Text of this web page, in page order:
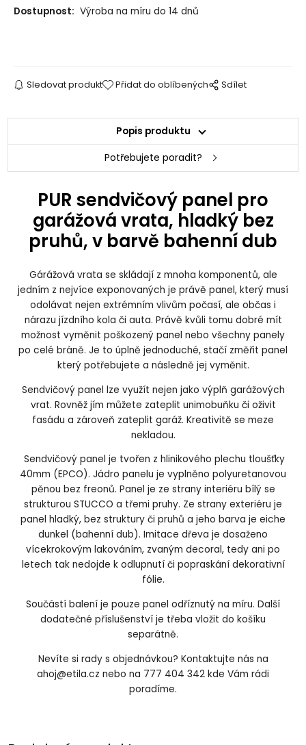
Dostupnost: Výroba na míru do 14 dnů
Sledovat produkt Přidat do oblíbených Sdílet
Popis produktu
Potřebujete poradit?
PUR sendvičový panel pro
garážová vrata, hladký bez
pruhů, v barvě bahenní dub
Gárážová vrata se skládají z mnoha komponentů, ale
jedním z nejvíce exponovaných je právě panel, který musí
odolávat nejen extrémním vlivům počasí, ale občas i
nárazu jízdního kola či auta. Právě kvůli tomu dobré mít
možnost vyměnit poškozený panel nebo všechny panely
po celé bráně. Je to úplně jednoduché, stačí změřit panel
který potřebujete a následně jej vyměnit.
Sendvičový panel lze využít nejen jako výplň garážových
vrat. Rovněž jím můžete zateplit unimobuňku či oživit
fasádu a zároveň zateplit garáž. Kreativitě se meze
nekladou.
Sendvičový panel je tvořen z hlinikového plechu tloušťky
40mm (EPCO). Jádro panelu je vyplněno polyuretanovou
pěnou bez freonů. Panel je ze strany interiéru bílý se
strukturou STUCCO a třemi pruhy. Ze strany exteriéru je
panel hladký, bez struktury či pruhů a jeho barva je eiche
dunkel (bahenní dub). Imitace dřeva je dosaženo
vícekrokovým lakováním, zvaným decoral, tedy ani po
letech tak nedojde k odlupnutí či popraskání dekorativní
fólie.
Součástí balení je pouze panel odříznutý na míru. Další
dodatečné příslušenství je třeba vložit do košíku
separátně.
Nevíte si rady s objednávkou? Kontaktujte nás na
ahoj@etila.cz nebo na 777 404 342 kde Vám rádi
poradíme.